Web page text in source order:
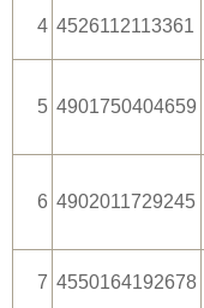
4 4526112113361
5 4901750404659
6 4902011729245
7 4550164192678